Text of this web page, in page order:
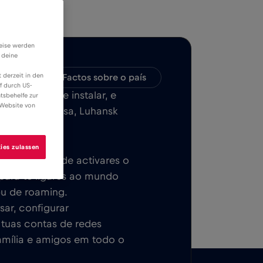
Factos sobre o país
fácil de instalar, e
Lviv, Odesa, Luhansk
Depois de activares o
te ligares ao mundo
de roaming.
configurar
contas de redes
e amigos em todo o
werden
deine
derzeit in den
durch US-
zur
von
zulassen